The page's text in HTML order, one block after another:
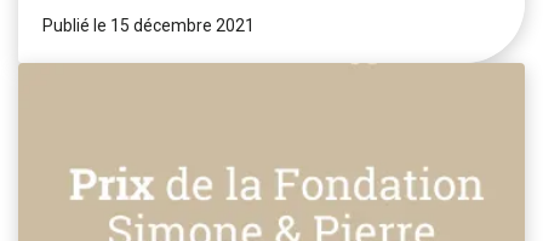
Publié le 15 décembre 2021